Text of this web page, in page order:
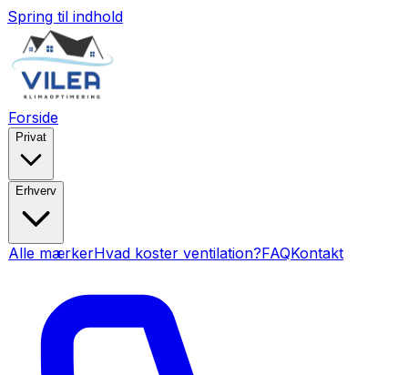
Spring til indhold
Forside
Privat
Erhverv
Alle mærkerHvad koster ventilation?FAQKontakt